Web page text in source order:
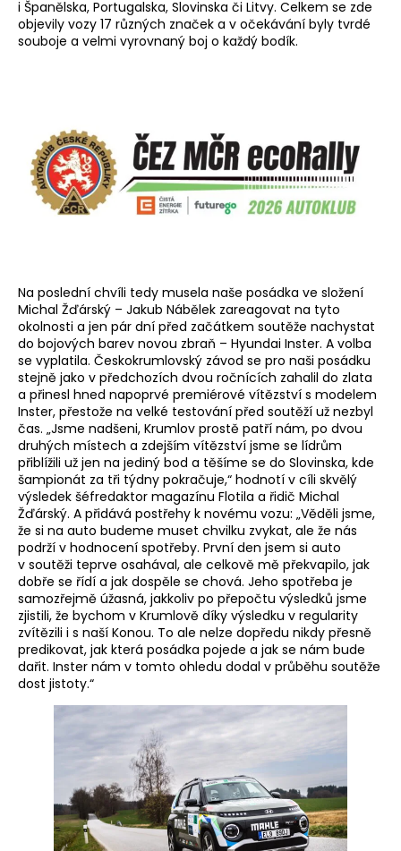
i Španělska, Portugalska, Slovinska či Litvy. Celkem se zde
objevily vozy 17 různých značek a v očekávání byly tvrdé
souboje a velmi vyrovnaný boj o každý bodík.
Na poslední chvíli tedy musela naše posádka ve složení
Michal Žďárský – Jakub Nábělek zareagovat na tyto
okolnosti a jen pár dní před začátkem soutěže nachystat
do bojových barev novou zbraň – Hyundai Inster. A volba
se vyplatila. Českokrumlovský závod se pro naši posádku
stejně jako v předchozích dvou ročnících zahalil do zlata
a přinesl hned napoprvé premiérové vítězství s modelem
Inster, přestože na velké testování před soutěží už nezbyl
čas. „Jsme nadšeni, Krumlov prostě patří nám, po dvou
druhých místech a zdejším vítězství jsme se lídrům
přiblížili už jen na jediný bod a těšíme se do Slovinska, kde
šampionát za tři týdny pokračuje,“ hodnotí v cíli skvělý
výsledek šéfredaktor magazínu Flotila a řidič Michal
Žďárský. A přidává postřehy k novému vozu: „Věděli jsme,
že si na auto budeme muset chvilku zvykat, ale že nás
podrží v hodnocení spotřeby. První den jsem si auto
v soutěži teprve osahával, ale celkově mě překvapilo, jak
dobře se řídí a jak dospěle se chová. Jeho spotřeba je
samozřejmě úžasná, jakkoliv po přepočtu výsledků jsme
zjistili, že bychom v Krumlově díky výsledku v regularity
zvítězili i s naší Konou. To ale nelze dopředu nikdy přesně
predikovat, jak která posádka pojede a jak se nám bude
dařit. Inster nám v tomto ohledu dodal v průběhu soutěže
dost jistoty.“